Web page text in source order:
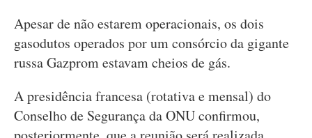
Apesar de não estarem operacionais, os dois
gasodutos operados por um consórcio da gigante
russa Gazprom estavam cheios de gás.
A presidência francesa (rotativa e mensal) do
Conselho de Segurança da ONU confirmou,